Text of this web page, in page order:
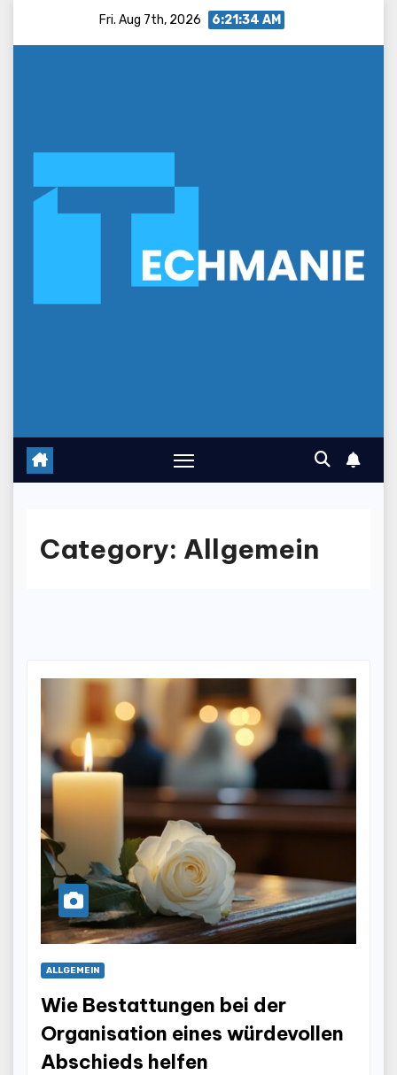
Fri. Aug 7th, 2026 6:21:36 AM
Category: Allgemein
ALLGEMEIN
Wie Bestattungen bei der
Organisation eines würdevollen
Abschieds helfen